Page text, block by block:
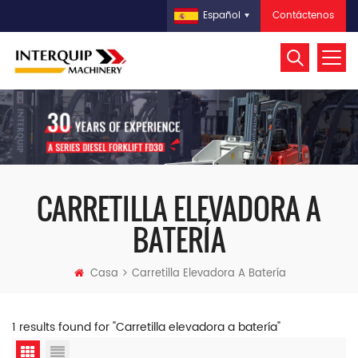
Contáctenos
Español
CARRETILLA ELEVADORA A
BATERÍA
Casa Carretilla Elevadora A Batería
1 results found for "Carretilla elevadora a batería"